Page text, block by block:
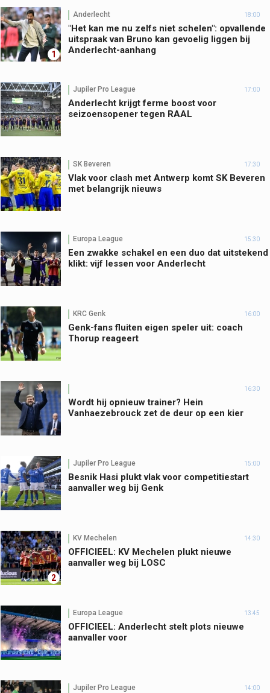
1
Anderlecht 18:00
"Het kan me nu zelfs niet schelen": opvallende
uitspraak van Bruno kan gevoelig liggen bij
Anderlecht-aanhang
Jupiler Pro League 17:00
Anderlecht krijgt ferme boost voor
seizoensopener tegen RAAL
SK Beveren 17:30
Vlak voor clash met Antwerp komt SK Beveren
met belangrijk nieuws
Europa League 15:30
Een zwakke schakel en een duo dat uitstekend
klikt: vijf lessen voor Anderlecht
KRC Genk 16:00
Genk-fans fluiten eigen speler uit: coach
Thorup reageert
16:30
Wordt hij opnieuw trainer? Hein
Vanhaezebrouck zet de deur op een kier
Jupiler Pro League 15:00
Besnik Hasi plukt vlak voor competitiestart
aanvaller weg bij Genk
2
KV Mechelen 14:30
OFFICIEEL: KV Mechelen plukt nieuwe
aanvaller weg bij LOSC
Europa League 13:45
OFFICIEEL: Anderlecht stelt plots nieuwe
aanvaller voor
Jupiler Pro League 14:00